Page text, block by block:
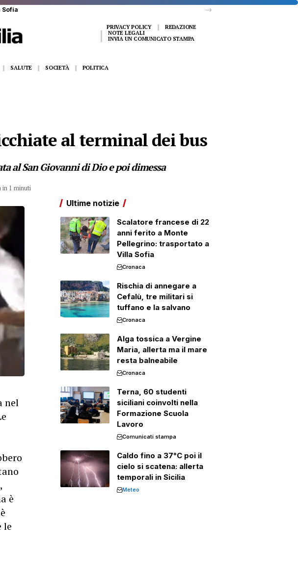
PRIVACY POLICY
REDAZIONE
NOTE LEGALI
INVIA UN COMUNICATO STAMPA
SALUTE SOCIETÀ POLITICA
al terminal dei bus
al San Giovanni di Dio e poi dimessa
in 1 minuti
nel
è
le
Ultime notizie
Scalatore francese di 22
anni ferito a Monte
Pellegrino: trasportato a
Villa Sofia
Cronaca
Rischia di annegare a
Cefalù, tre militari si
tuffano e la salvano
Cronaca
Alga tossica a Vergine
Maria, allerta ma il mare
resta balneabile
Cronaca
Terna, 60 studenti
siciliani coinvolti nella
Formazione Scuola
Lavoro
Comunicati stampa
Caldo fino a 37°C poi il
cielo si scatena: allerta
temporali in Sicilia
Meteo